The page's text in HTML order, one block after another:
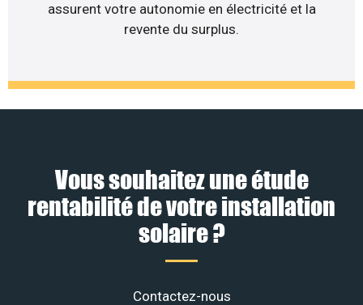
assurent votre autonomie en électricité et la
revente du surplus.
Vous souhaitez une étude
rentabilité de votre installation
solaire ?
Contactez-nous